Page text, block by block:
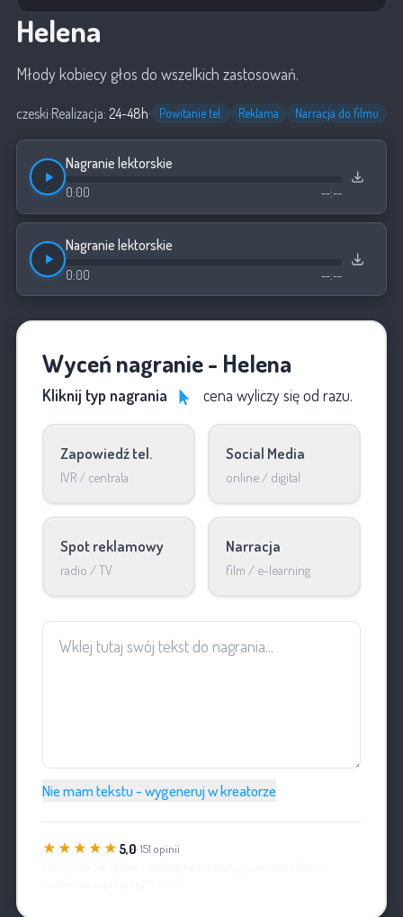
Helena
Młody kobiecy głos do wszelkich zastosowań.
czeski·Realizacja: 24-48h· Powitanie tel. Reklama Narracja do filmu
Nagranie lektorskie
0:00 --:--
Nagranie lektorskie
0:00 --:--
Wyceń nagranie - Helena
Kliknij typ nagrania cena wyliczy się od razu.
Zapowiedź tel.
IVR / centrala
Social Media
online / digital
Spot reklamowy
radio / TV
Narracja
film / e-learning
Nie mam tekstu - wygeneruj w kreatorze
★★★★★ 5,0· 151 opinii